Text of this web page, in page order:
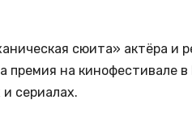
сюита» актёра и
на кинофестивале в
сериалах.